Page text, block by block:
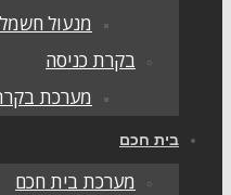
מנעול
בקרת כניסה
מערכת
בית חכם
מערכת בית חכם